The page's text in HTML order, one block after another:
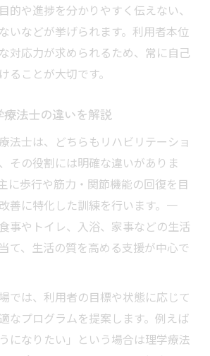
的や進捗を分かりやすく伝えない、
いなどが挙げられます。利用者本位
対応力が求められるため、常に自己
ることが大切です。
法士の違いを解説
法士は、どちらもリハビリテーショ
その役割には明確な違いがありま
に歩行や筋力・関節機能の回復を目
善に特化した訓練を行います。一
事やトイレ、入浴、家事などの生活
て、生活の質を高める支援が中心で
では、利用者の目標や状態に応じて
なプログラムを提案します。例えば
になりたい」という場合は理学療法